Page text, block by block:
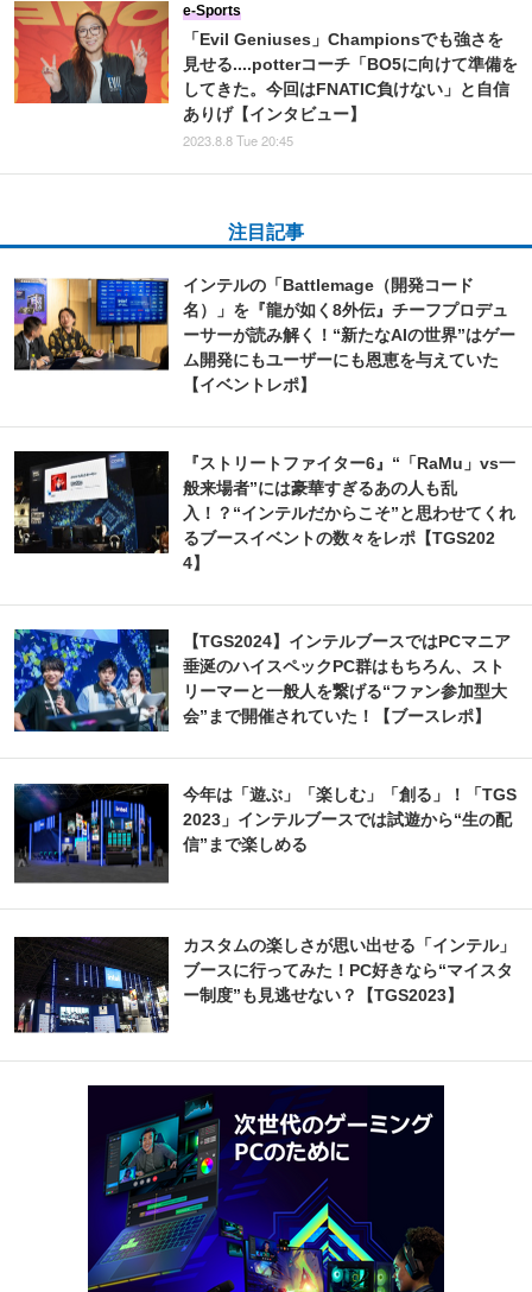
「Evil Geniuses」Championsでも強さを
見せる....potterコーチ「BO5に向けて準備を
してきた。今回はFNATIC負けない」と自信
ありげ【インタビュー】
e-Sports
2023.8.8 Tue 20:45
注目記事
インテルの「Battlemage（開発コード
名）」を『龍が如く8外伝』チーフプロデュ
ーサーが読み解く！“新たなAIの世界”はゲー
ム開発にもユーザーにも恩恵を与えていた
【イベントレポ】
『ストリートファイター6』“「RaMu」vs一
般来場者”には豪華すぎるあの人も乱
入！？“インテルだからこそ”と思わせてくれ
るブースイベントの数々をレポ【TGS202
4】
【TGS2024】インテルブースではPCマニア
垂涎のハイスペックPC群はもちろん、スト
リーマーと一般人を繋げる“ファン参加型大
会”まで開催されていた！【ブースレポ】
今年は「遊ぶ」「楽しむ」「創る」！「TGS
2023」インテルブースでは試遊から“生の配
信”まで楽しめる
カスタムの楽しさが思い出せる「インテル」
ブースに行ってみた！PC好きなら“マイスタ
ー制度”も見逃せない？【TGS2023】